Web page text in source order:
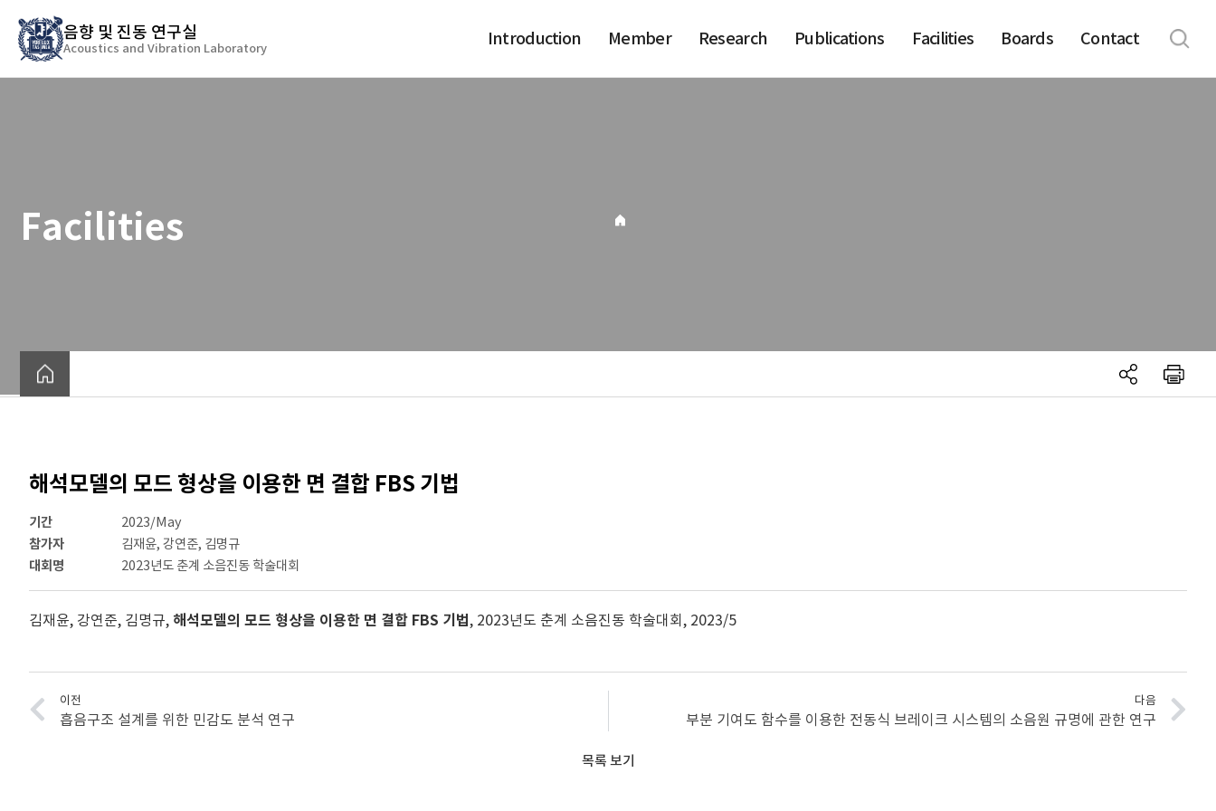
기
음향 및 진동 연구실
Acoustics and Vibration Laboratory Introduction Member Research Publications Facilities Boards Contact
Facilities
해석모델의 모드 형상을 이용한 면 결합 FBS 기법
기간 2023/May
참가자 김재윤, 강연준, 김명규
대회명 2023년도 춘계 소음진동 학술대회
김재윤, 강연준, 김명규, 해석모델의 모드 형상을 이용한 면 결합 FBS 기법 , 2023년도 춘계 소음진동 학술대회, 2023/5
이전
흡음구조 설계를 위한 민감도 분석 연구
다음
부분 기여도 함수를 이용한 전동식 브레이크 시스템의 소음원 규명에 관한 연구
목록 보기